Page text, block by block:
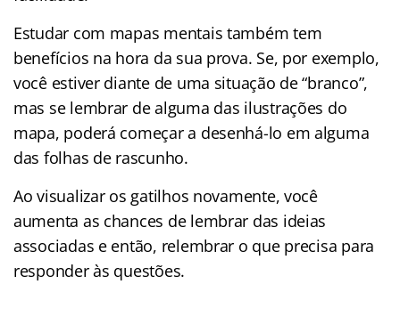
Estudar com mapas mentais também tem
benefícios na hora da sua prova. Se, por exemplo,
você estiver diante de uma situação de “branco”,
mas se lembrar de alguma das ilustrações do
mapa, poderá começar a desenhá-lo em alguma
das folhas de rascunho.
Ao visualizar os gatilhos novamente, você
aumenta as chances de lembrar das ideias
associadas e então, relembrar o que precisa para
responder às questões.